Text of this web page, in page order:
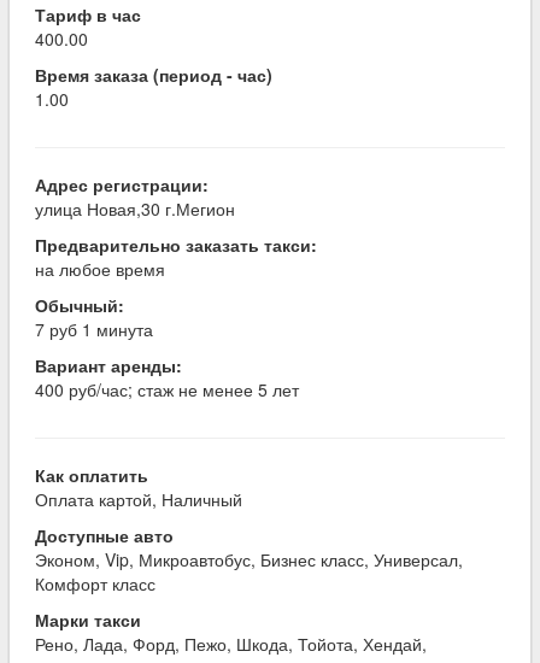
Тариф в час
400.00
Время заказа (период - час)
1.00
Адрес регистрации:
улица Новая,30 г.Мегион
Предварительно заказать такси:
на любое время
Обычный:
7 руб 1 минута
Вариант аренды:
400 руб/час; стаж не менее 5 лет
Как оплатить
Оплата картой, Наличный
Доступные авто
Эконом, Vip, Микроавтобус, Бизнес класс, Универсал,
Комфорт класс
Марки такси
Рено, Лада, Форд, Пежо, Шкода, Тойота, Хендай,